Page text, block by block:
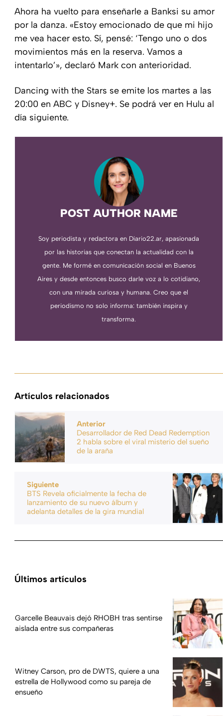
Ahora ha vuelto para enseñarle a Banksi su amor
por la danza. «Estoy emocionado de que mi hijo
me vea hacer esto. Sí, pensé: ‘Tengo uno o dos
movimientos más en la reserva. Vamos a
intentarlo’», declaró Mark con anterioridad.
Dancing with the Stars se emite los martes a las
20:00 en ABC y Disney+. Se podrá ver en Hulu al
día siguiente.
POST AUTHOR NAME
Soy periodista y redactora en Diario22.ar, apasionada
por las historias que conectan la actualidad con la
gente. Me formé en comunicación social en Buenos
Aires y desde entonces busco darle voz a lo cotidiano,
con una mirada curiosa y humana. Creo que el
periodismo no solo informa: también inspira y
transforma.
Artículos relacionados
Anterior
Desarrollador de Red Dead Redemption
2 habla sobre el viral misterio del sueño
de la araña
Siguiente
BTS Revela oficialmente la fecha de
lanzamiento de su nuevo álbum y
adelanta detalles de la gira mundial
Últimos artículos
Garcelle Beauvais dejó RHOBH tras sentirse
aislada entre sus compañeras
Witney Carson, pro de DWTS, quiere a una
estrella de Hollywood como su pareja de
ensueño